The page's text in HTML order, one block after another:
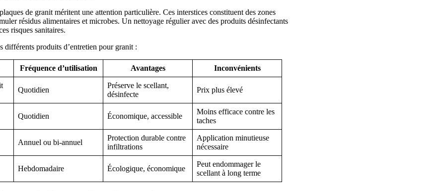
de granit méritent une attention particulière. Ces interstices constituent des zones
résidus alimentaires et microbes. Un nettoyage régulier avec des produits désinfectants
risques sanitaires.
différents produits d’entretien pour granit :
Fréquence d’utilisation Avantages Inconvénients
Quotidien
Préserve le scellant,
désinfecte
Prix plus élevé
Quotidien Économique, accessible
Moins efficace contre les
taches
Annuel ou bi-annuel
Protection durable contre
infiltrations
Application minutieuse
nécessaire
Hebdomadaire Écologique, économique
Peut endommager le
scellant à long terme